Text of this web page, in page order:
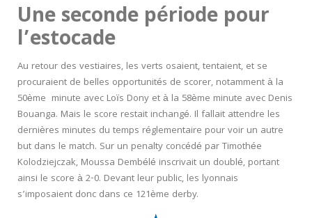
Une seconde période pour
l’estocade
Au retour des vestiaires, les verts osaient, tentaient, et se
procuraient de belles opportunités de scorer, notamment à la
50ème minute avec Loïs Dony et à la 58ème minute avec Denis
Bouanga. Mais le score restait inchangé. Il fallait attendre les
dernières minutes du temps réglementaire pour voir un autre
but dans le match. Sur un penalty concédé par Timothée
Kolodziejczak, Moussa Dembélé inscrivait un doublé, portant
ainsi le score à 2-0. Devant leur public, les lyonnais
s’imposaient donc dans ce 121ème derby.